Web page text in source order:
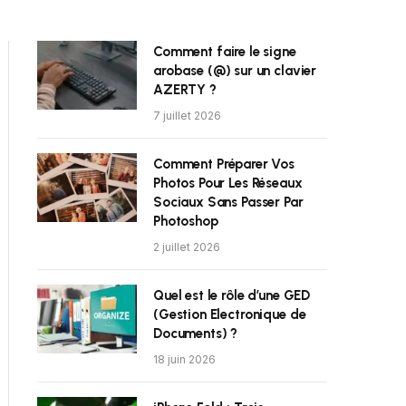
Comment faire le signe
arobase (@) sur un clavier
AZERTY ?
7 juillet 2026
Comment Préparer Vos
Photos Pour Les Réseaux
Sociaux Sans Passer Par
Photoshop
2 juillet 2026
Quel est le rôle d’une GED
(Gestion Electronique de
Documents) ?
18 juin 2026